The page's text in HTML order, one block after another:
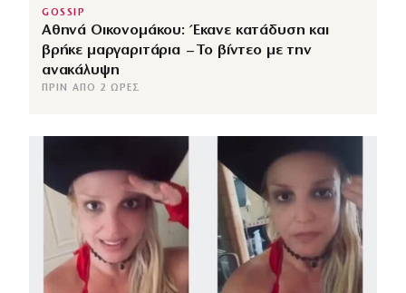
GOSSIP
Αθηνά Οικονομάκου: Έκανε κατάδυση και
βρήκε μαργαριτάρια – Το βίντεο με την
ανακάλυψη
ΠΡΙΝ ΑΠΌ 2 ΏΡΕΣ